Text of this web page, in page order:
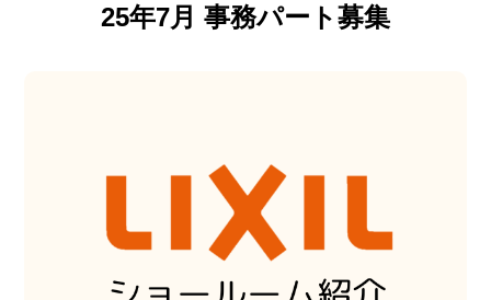
25年7月 事務パート募集